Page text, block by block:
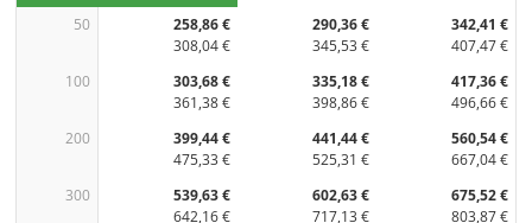
50
258,86 €
308,04 €
290,36 €
345,53 €
342,41 €
407,47 €
100
303,68 €
361,38 €
335,18 €
398,86 €
417,36 €
496,66 €
200
399,44 €
475,33 €
441,44 €
525,31 €
560,54 €
667,04 €
300
539,63 €
642,16 €
602,63 €
717,13 €
675,52 €
803,87 €